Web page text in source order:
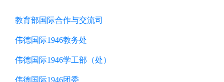
教育部国际合作与交流司
伟德国际1946教务处
伟德国际1946学工部（处）
伟德国际1946团委